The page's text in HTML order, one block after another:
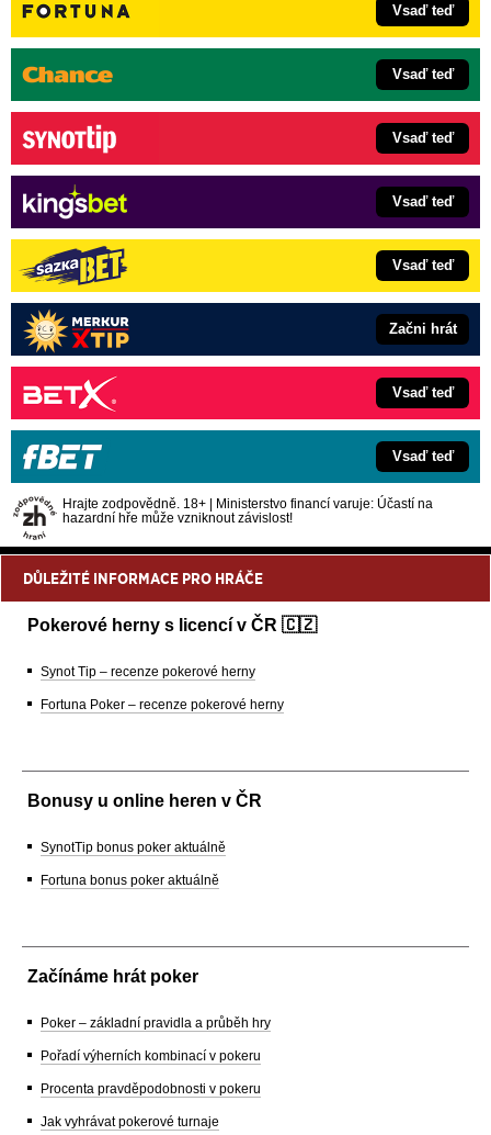
Vsaď teď
Vsaď teď
Vsaď teď
Vsaď teď
Vsaď teď
Začni hrát
Vsaď teď
Vsaď teď
Hrajte zodpovědně. 18+ | Ministerstvo financí varuje: Účastí na
hazardní hře může vzniknout závislost!
DŮLEŽITÉ INFORMACE PRO HRÁČE
Pokerové herny s licencí v ČR 🇨🇿
Synot Tip – recenze pokerové herny
Fortuna Poker – recenze pokerové herny
Bonusy u online heren v ČR
SynotTip bonus poker aktuálně
Fortuna bonus poker aktuálně
Začínáme hrát poker
Poker – základní pravidla a průběh hry
Pořadí výherních kombinací v pokeru
Procenta pravděpodobnosti v pokeru
Jak vyhrávat pokerové turnaje